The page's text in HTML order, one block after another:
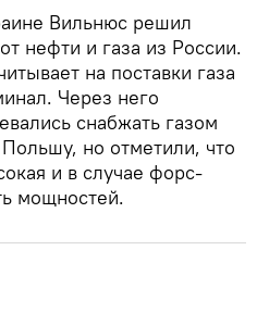
Вильнюс решил
нефти и газа из России.
на поставки газа
Через него
снабжать газом
но отметили, что
и в случае форс-
мощностей.